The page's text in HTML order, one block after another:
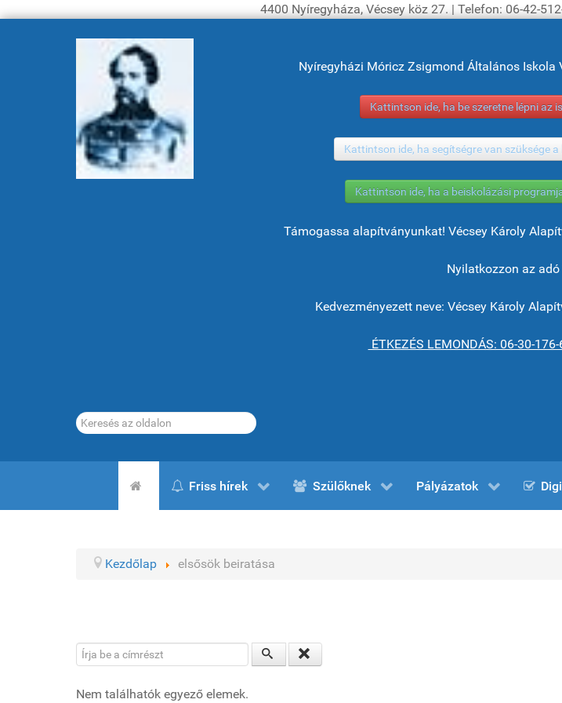
4400 Nyíregyháza, Vécsey köz 27. | Telefon: 06-42-
Nyíregyházi Móricz Zsigmond Általános Iskola
Kattintson ide, ha be szeretne lépni az
Kattintson ide, ha segítségre van szüksége a
Kattintson ide, ha a beiskolázási
Támogassa alapítványunkat! Vécsey Károly
Nyilatkozzon az adó
Kedvezményezett neve: Vécsey Károly
ÉTKEZÉS LEMONDÁS: 06-30-
Keresés...
Friss hírek Szülőknek Pályázatok
Kezdőlap elsősök beiratása
Írja be a címrészt
Nem találhatók egyező elemek.